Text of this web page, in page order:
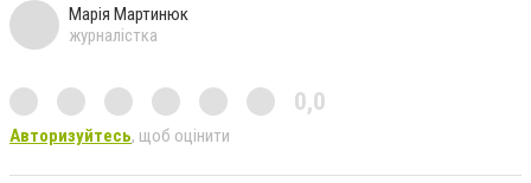
Марія Мартинюк
журналістка
0,0
Авторизуйтесь, щоб оцінити